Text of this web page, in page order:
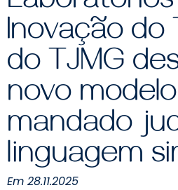
Inovação do
do TJMG
novo
mandado
linguagem
Em 28.11.2025